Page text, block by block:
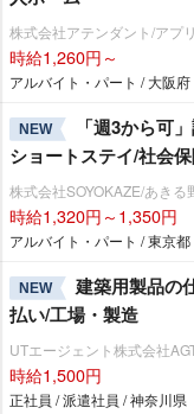
株式会社アテンダント/アプ
時給1,260円～
アルバイト・パート / 大阪府
NEW
「週3から可
ショートステイ/社会
株式会社SOYOKAZE/あきる
時給1,320円～1,350円
アルバイト・パート / 東京都
NEW
建築用製品の
払い/工場・製造
UTエージェント株式会社
時給1,500円
正社員 / 派遣社員 / 神奈川県